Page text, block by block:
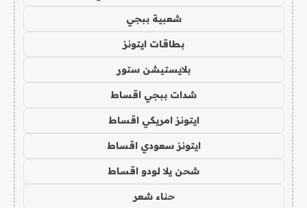
شعبية ببجي
بطاقات ايتونز
بلايستيشن ستور
شدات ببجي اقساط
ايتونز امريكي اقساط
ايتونز سعودي اقساط
شحن يلا لودو اقساط
حناء شعر